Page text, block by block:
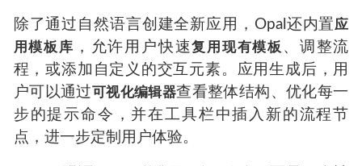
除了通过自然语言创建全新应用，Opal还内置应
用模板库
，允许用户快速复用现有模板 、调整流
程，或添加自定义的交互元素。应用生成后，用
户可以通过 可视化编辑器查看整体结构、优化每一
步的提示命令，并在工具栏中插入新的流程节
点，进一步定制用户体验。